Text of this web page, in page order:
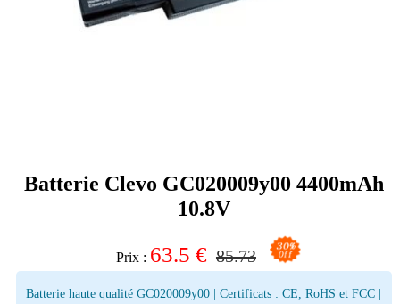
Batterie Clevo GC020009y00 4400mAh
10.8V
Prix : 63.5 € 85.73
Batterie haute qualité GC020009y00 | Certificats : CE, RoHS et FCC |